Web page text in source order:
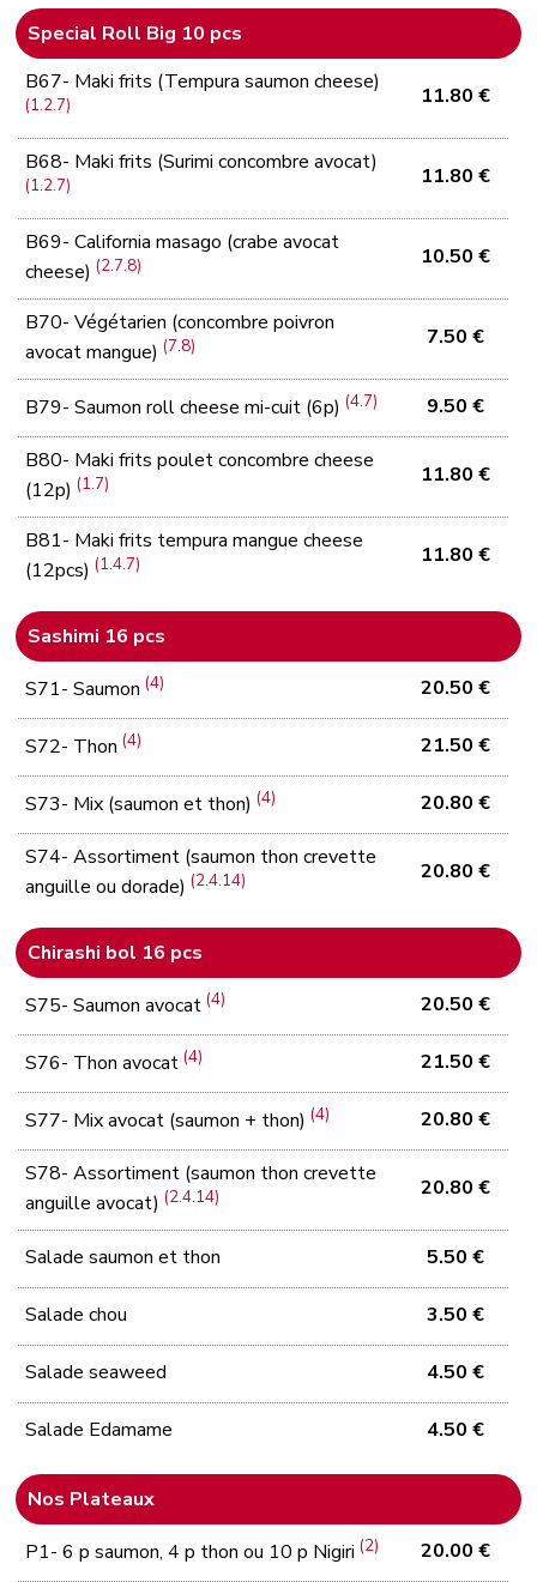
Special Roll Big 10 pcs
B67- Maki frits (Tempura saumon cheese)
(1.2.7) 11.80 €
B68- Maki frits (Surimi concombre avocat)
(1.2.7) 11.80 €
B69- California masago (crabe avocat
cheese)(2.7.8) 10.50 €
B70- Végétarien (concombre poivron
avocat mangue)(7.8) 7.50 €
B79- Saumon roll cheese mi-cuit (6p)(4.7) 9.50 €
B80- Maki frits poulet concombre cheese
(12p)(1.7) 11.80 €
B81- Maki frits tempura mangue cheese
(12pcs)(1.4.7) 11.80 €
Sashimi 16 pcs
S71- Saumon(4) 20.50 €
S72- Thon(4) 21.50 €
S73- Mix (saumon et thon)(4) 20.80 €
S74- Assortiment (saumon thon crevette
anguille ou dorade)(2.4.14) 20.80 €
Chirashi bol 16 pcs
S75- Saumon avocat(4) 20.50 €
S76- Thon avocat(4) 21.50 €
S77- Mix avocat (saumon + thon)(4) 20.80 €
S78- Assortiment (saumon thon crevette
anguille avocat)(2.4.14) 20.80 €
Salade saumon et thon 5.50 €
Salade chou 3.50 €
Salade seaweed 4.50 €
Salade Edamame 4.50 €
Nos Plateaux
P1- 6 p saumon, 4 p thon ou 10 p Nigiri(2) 20.00 €